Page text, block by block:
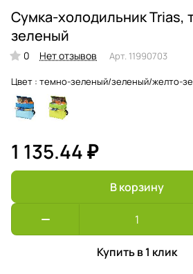
Сумка-холодильник Trias,
зеленый
0 Нет отзывов Арт. 11990703
Цвет : темно-зеленый/зеленый/желто-
1 135.44 ₽
В корзину
Купить в 1 клик